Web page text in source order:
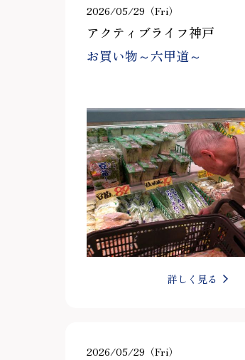
2026/05/29（Fri）
アクティブライフ神戸
お買い物～六甲道～
詳しく見る
2026/05/29（Fri）